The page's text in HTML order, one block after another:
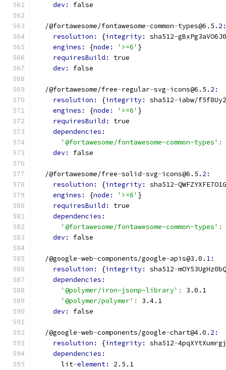
dev: false
  /@fortawesome/fontawesome
-common-types@6.5. 2:
resolution:
{integrity: sha512-
engines:
{node: '>=6' }
requiresBuild: true
dev: false
  /@fortawesome/free
-regular-svg-icons@6.5. 2:
resolution:
{integrity: sha512-iabw/
engines:
{node: '>=6' }
requiresBuild: true
dependencies:
'@fortawesome/fontawesome-common-types' :
dev: false
  /@fortawesome/free
-solid-svg-icons@6.5. 2:
resolution:
{integrity: sha512-
engines:
{node: '>=6' }
requiresBuild: true
dependencies:
'@fortawesome/fontawesome-common-types' :
dev: false
  /@google
-web-components/google-apis@3.0. 1:
resolution:
{integrity: sha512-
dependencies:
'@polymer/iron-jsonp-library' :
3.0.1
'@polymer/polymer' :
3.4.1
dev: false
  /@google
-web-components/google-chart@4.0. 2:
resolution:
{integrity: sha512-
dependencies:
      lit
-element: 2.5.1